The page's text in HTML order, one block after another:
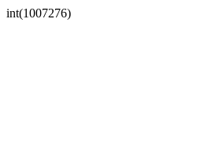
int(1007276)